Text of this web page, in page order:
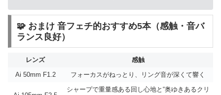
🧩 おまけ 音フェチ的おすすめ5本（感触・音バ
ランス良好）
レンズ
感触
Ai 50mm F1.2
フォーカスがねっとり、リング音が深くて響く
シャープで重量感ある回し心地と“奥ゆきあるクリ